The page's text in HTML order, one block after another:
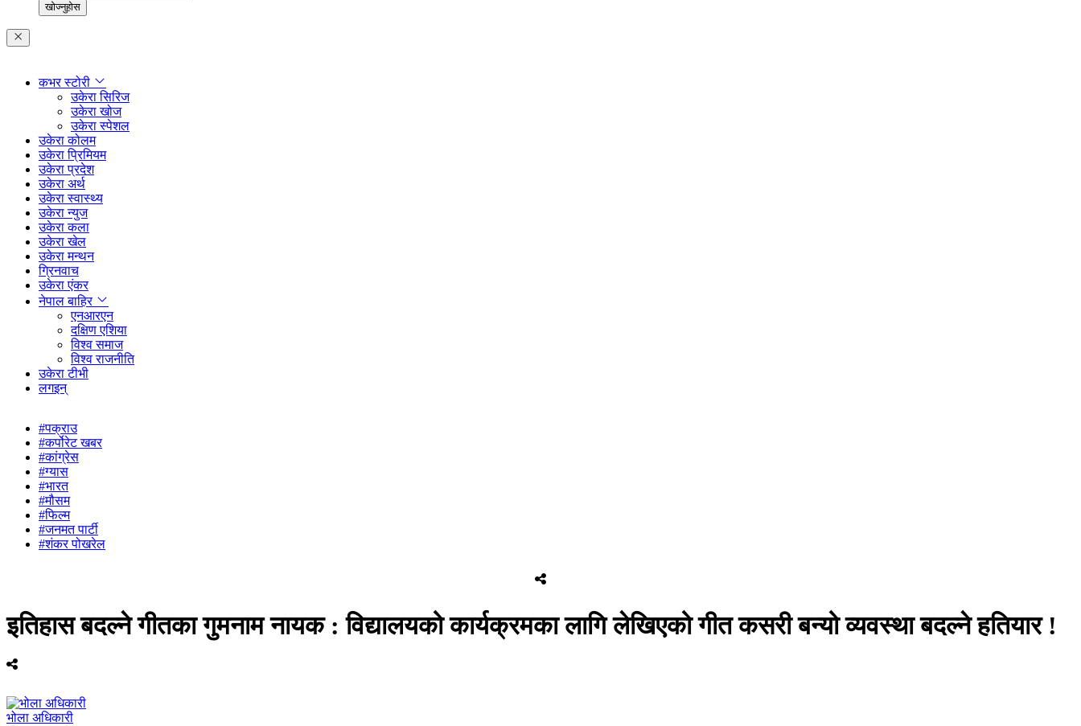
खोज्नुहोस
कभर स्टोरी
उकेरा सिरिज
उकेरा खोज
उकेरा स्पेशल
उकेरा कोलम
उकेरा प्रिमियम
उकेरा प्रदेश
उकेरा अर्थ
उकेरा स्वास्थ्य
उकेरा न्युज
उकेरा कला
उकेरा खेल
उकेरा मन्थन
ग्रिनवाच
उकेरा एंकर
नेपाल बाहिर
एनआरएन
दक्षिण एशिया
विश्व समाज
विश्व राजनीति
उकेरा टीभी
लगइन्
#पक्राउ
#कर्पोरेट खबर
#कांग्रेस
#ग्यास
#भारत
#मौसम
#फिल्म
#जनमत पार्टी
#शंकर पोखरेल
इतिहास बदल्ने गीतका गुमनाम नायक : विद्यालयको कार्यक्रमका लागि लेखिएको गीत कसरी बन्यो व्यवस्था बदल्ने हतियार !
भोला अधिकारी